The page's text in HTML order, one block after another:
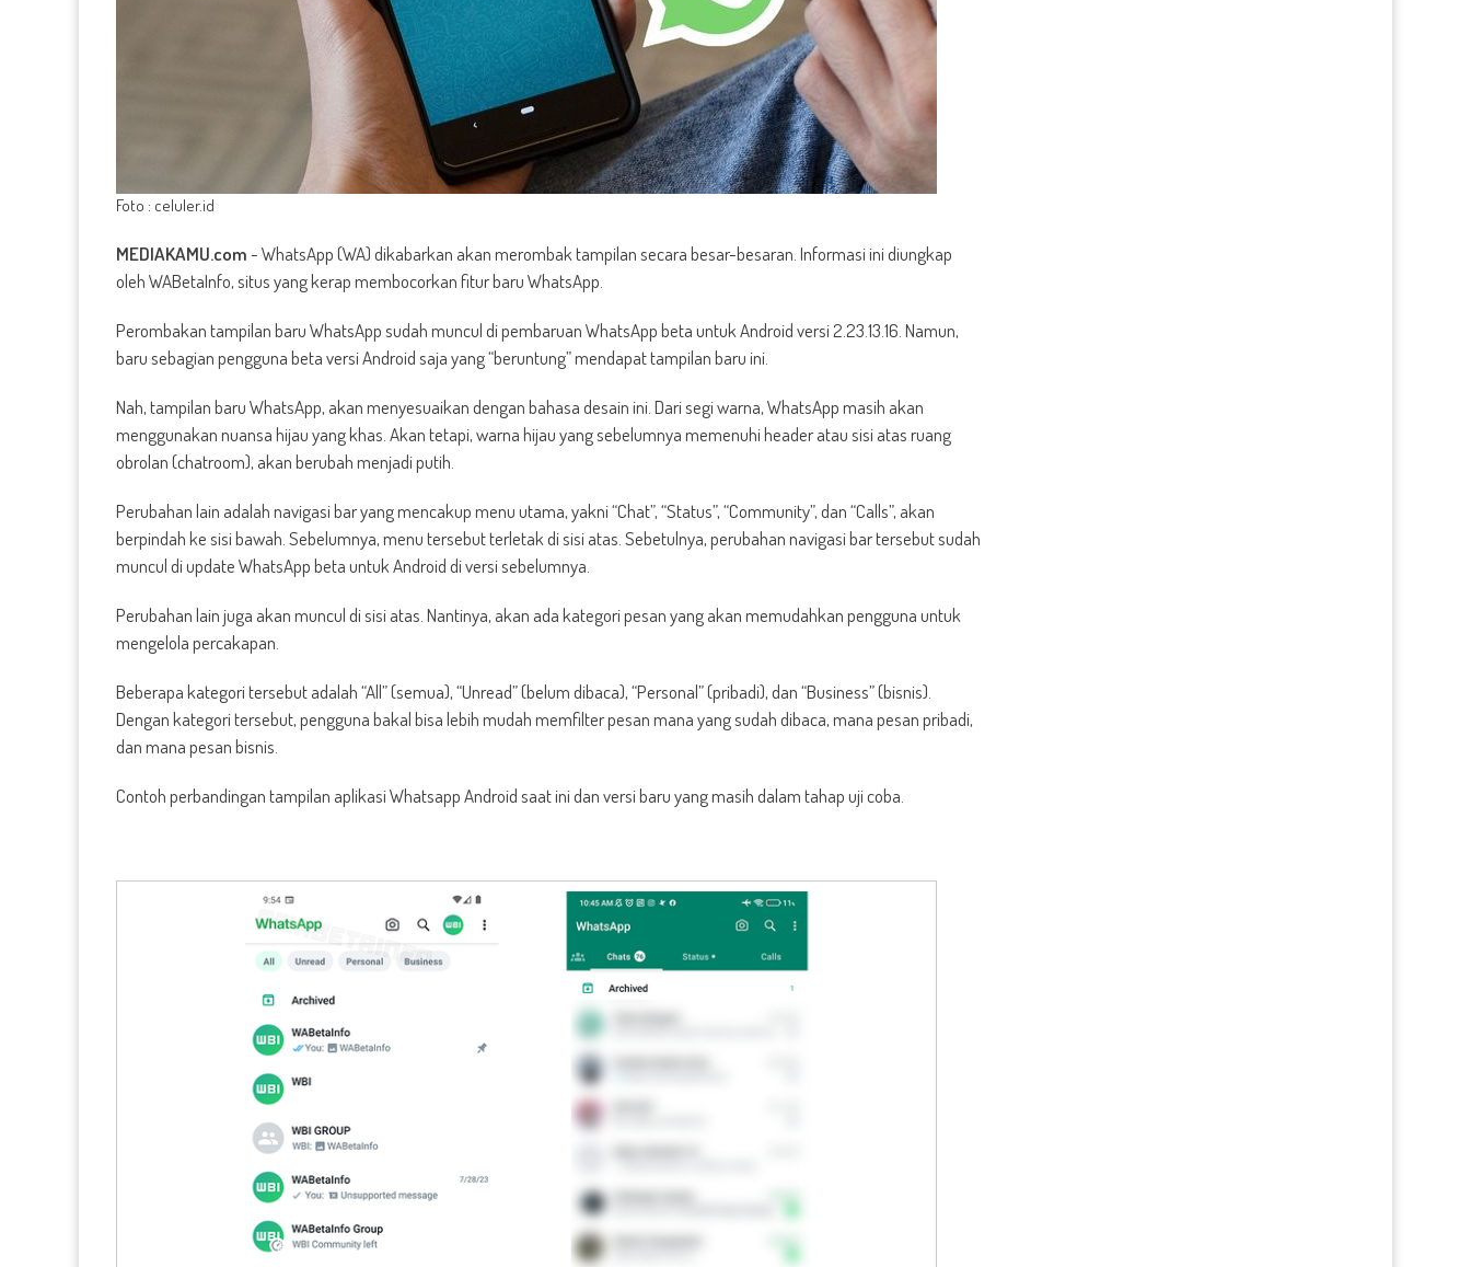
Foto : celuler.id
MEDIAKAMU.com-WhatsApp (WA) dikabarkan akan merombak tampilan secara besar-besaran. Informasi ini diungkap
oleh WABetaInfo, situs yang kerap membocorkan fitur baru WhatsApp.
Perombakan tampilan baru WhatsApp sudah muncul di pembaruan WhatsApp beta untuk Android versi 2.23.13.16. Namun,
baru sebagian pengguna beta versi Android saja yang “beruntung” mendapat tampilan baru ini.
Nah, tampilan baru WhatsApp, akan menyesuaikan dengan bahasa desain ini. Dari segi warna, WhatsApp masih akan
menggunakan nuansa hijau yang khas. Akan tetapi, warna hijau yang sebelumnya memenuhi header atau sisi atas ruang
obrolan (chatroom), akan berubah menjadi putih.
Perubahan lain adalah navigasi bar yang mencakup menu utama, yakni “Chat”, “Status”, “Community”, dan “Calls”, akan
berpindah ke sisi bawah. Sebelumnya, menu tersebut terletak di sisi atas. Sebetulnya, perubahan navigasi bar tersebut sudah
muncul di update WhatsApp beta untuk Android di versi sebelumnya.
Perubahan lain juga akan muncul di sisi atas. Nantinya, akan ada kategori pesan yang akan memudahkan pengguna untuk
mengelola percakapan.
Beberapa kategori tersebut adalah “All” (semua), “Unread” (belum dibaca), “Personal” (pribadi), dan “Business” (bisnis).
Dengan kategori tersebut, pengguna bakal bisa lebih mudah memfilter pesan mana yang sudah dibaca, mana pesan pribadi,
dan mana pesan bisnis.
Contoh perbandingan tampilan aplikasi Whatsapp Android saat ini dan versi baru yang masih dalam tahap uji coba.